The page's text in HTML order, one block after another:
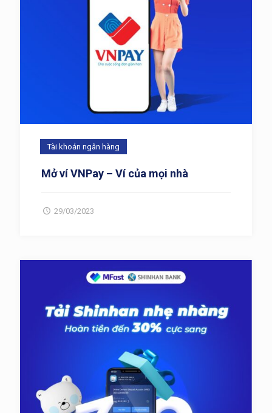
Tài khoản ngân hàng
Mở ví VNPay – Ví của mọi nhà
29/03/2023